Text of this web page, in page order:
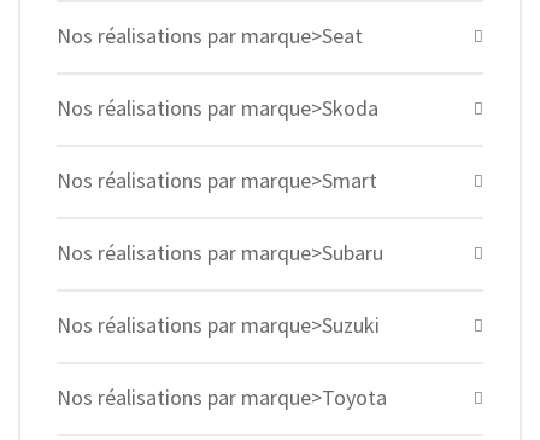
Nos réalisations par marque>Seat
Nos réalisations par marque>Skoda
Nos réalisations par marque>Smart
Nos réalisations par marque>Subaru
Nos réalisations par marque>Suzuki
Nos réalisations par marque>Toyota